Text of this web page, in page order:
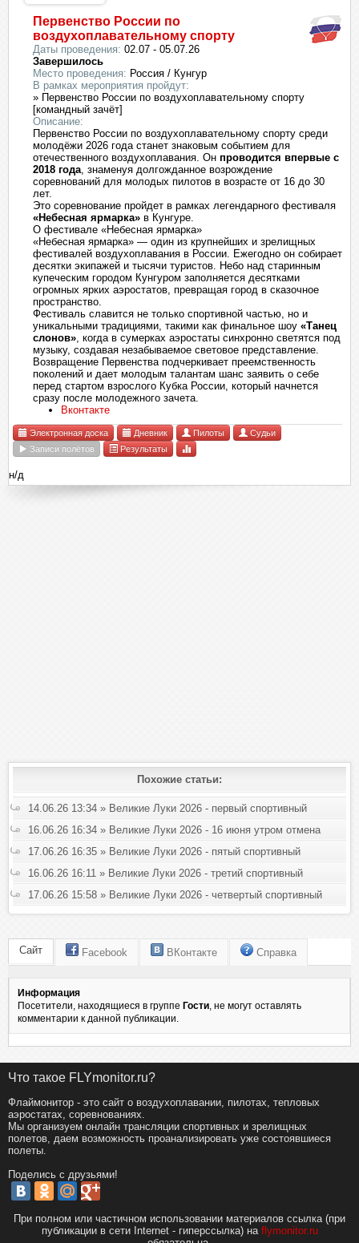
Первенство России по
воздухоплавательному спорту
Даты проведения: 02.07 - 05.07.26
Завершилось
Место проведения: Россия / Кунгур
В рамках мероприятия пройдут:
» Первенство России по воздухоплавательному спорту
[командный зачёт]
Описание:
Первенство России по воздухоплавательному спорту среди
молодёжи 2026 года станет знаковым событием для
отечественного воздухоплавания. Он проводится впервые с
2018 года , знаменуя долгожданное возрождение
соревнований для молодых пилотов в возрасте от 16 до 30
лет.
Это соревнование пройдет в рамках легендарного фестиваля
«Небесная ярмарка» в Кунгуре.
О фестивале «Небесная ярмарка»
«Небесная ярмарка» — один из крупнейших и зрелищных
фестивалей воздухоплавания в России. Ежегодно он собирает
десятки экипажей и тысячи туристов. Небо над старинным
купеческим городом Кунгуром заполняется десятками
огромных ярких аэростатов, превращая город в сказочное
пространство.
Фестиваль славится не только спортивной частью, но и
уникальными традициями, такими как финальное шоу «Танец
слонов» , когда в сумерках аэростаты синхронно светятся под
музыку, создавая незабываемое световое представление.
Возвращение Первенства подчеркивает преемственность
поколений и дает молодым талантам шанс заявить о себе
перед стартом взрослого Кубка России, который начнется
сразу после молодежного зачета.
Вконтакте
Электронная доска Дневник Пилоты
Судьи
Записи полётов
Результаты
н/д
Похожие статьи:
14.06.26 13:34 » Великие Луки 2026 - первый спортивный
16.06.26 16:34 » Великие Луки 2026 - 16 июня утром отмена
17.06.26 16:35 » Великие Луки 2026 - пятый спортивный
16.06.26 16:11 » Великие Луки 2026 - третий спортивный
17.06.26 15:58 » Великие Луки 2026 - четвертый спортивный
Сайт Facebook ВКонтакте Справка
Информация
Посетители, находящиеся в группе Гости, не могут оставлять
комментарии к данной публикации.
Что такое FLYmonitor.ru?
Флаймонитор - это сайт о воздухоплавании, пилотах, тепловых
аэростатах, соревнованиях.
Мы организуем онлайн трансляции спортивных и зрелищных
полетов, даем возможность проанализировать уже состоявшиеся
полеты.
Поделись с друзьями!
При полном или частичном использовании материалов ссылка (при
публикации в сети Internet - гиперссылка) на flymonitor.ru